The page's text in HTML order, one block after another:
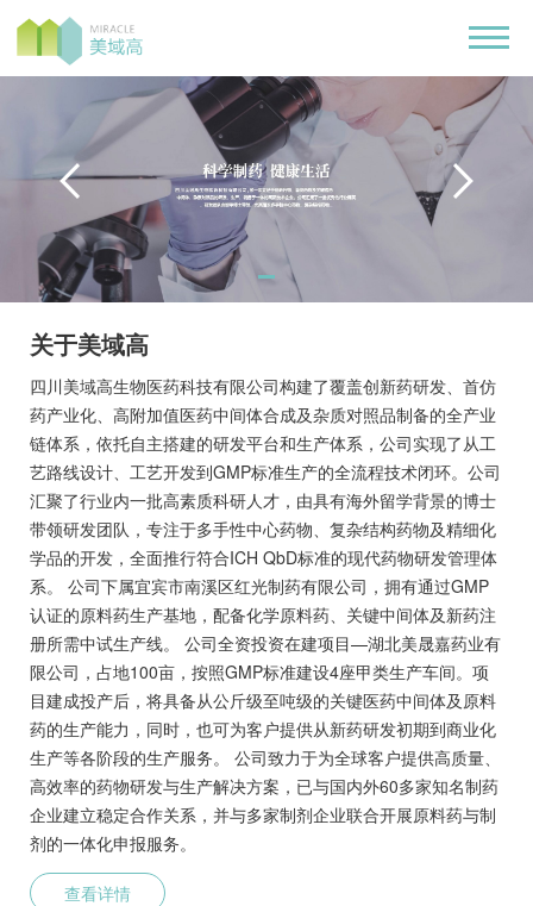
关于美域高
四川美域高生物医药科技有限公司构建了覆盖创新药研发、首仿
药产业化、高附加值医药中间体合成及杂质对照品制备的全产业
链体系，依托自主搭建的研发平台和生产体系，公司实现了从工
艺路线设计、工艺开发到GMP标准生产的全流程技术闭环。公司
汇聚了行业内一批高素质科研人才，由具有海外留学背景的博士
带领研发团队，专注于多手性中心药物、复杂结构药物及精细化
学品的开发，全面推行符合ICH QbD标准的现代药物研发管理体
系。 公司下属宜宾市南溪区红光制药有限公司，拥有通过GMP
认证的原料药生产基地，配备化学原料药、关键中间体及新药注
册所需中试生产线。 公司全资投资在建项目—湖北美晟嘉药业有
限公司，占地100亩，按照GMP标准建设4座甲类生产车间。项
目建成投产后，将具备从公斤级至吨级的关键医药中间体及原料
药的生产能力，同时，也可为客户提供从新药研发初期到商业化
生产等各阶段的生产服务。 公司致力于为全球客户提供高质量、
高效率的药物研发与生产解决方案，已与国内外60多家知名制药
企业建立稳定合作关系，并与多家制剂企业联合开展原料药与制
剂的一体化申报服务。
查看详情